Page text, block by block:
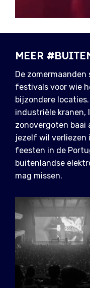
MEER
De
festivals voor wie
bijzondere
industriële kranen,
zonovergoten baai
jezelf wil verliezen
feesten in de
buitenlandse
mag missen.